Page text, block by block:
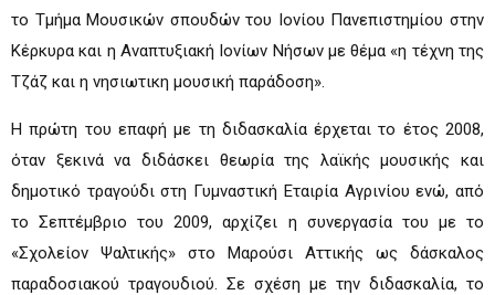
το Τμήμα Μουσικών σπουδών του Ιονίου Πανεπιστημίου στην
Κέρκυρα και η Αναπτυξιακή Ιονίων Νήσων με θέμα «η τέχνη της
Τζάζ και η νησιωτικη μουσική παράδοση».
Η πρώτη του επαφή με τη διδασκαλία έρχεται το έτος 2008,
όταν ξεκινά να διδάσκει θεωρία της λαϊκής μουσικής και
δημοτικό τραγούδι στη Γυμναστική Εταιρία Αγρινίου ενώ, από
το Σεπτέμβριο του 2009, αρχίζει η συνεργασία του με το
«Σχολείον Ψαλτικής» στο Μαρούσι Αττικής ως δάσκαλος
παραδοσιακού τραγουδιού. Σε σχέση με την διδασκαλία, το